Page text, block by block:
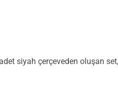
siyah çerçeveden oluşan